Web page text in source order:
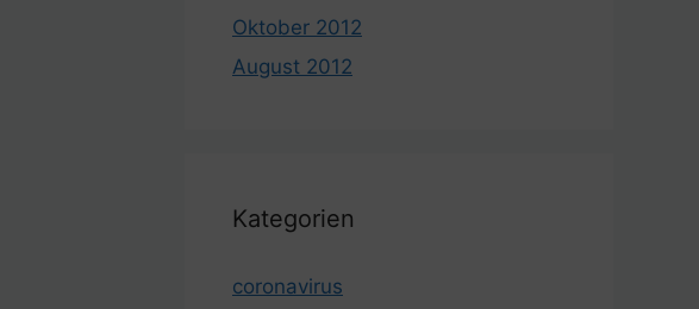
Oktober 2012
August 2012
Kategorien
coronavirus